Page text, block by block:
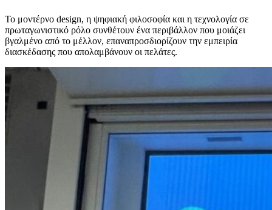
Το μοντέρνο design, η ψηφιακή φιλοσοφία και η τεχνολογία σε
πρωταγωνιστικό ρόλο συνθέτουν ένα περιβάλλον που μοιάζει
βγαλμένο από το μέλλον, επαναπροσδιορίζουν την εμπειρία
διασκέδασης που απολαμβάνουν οι πελάτες.